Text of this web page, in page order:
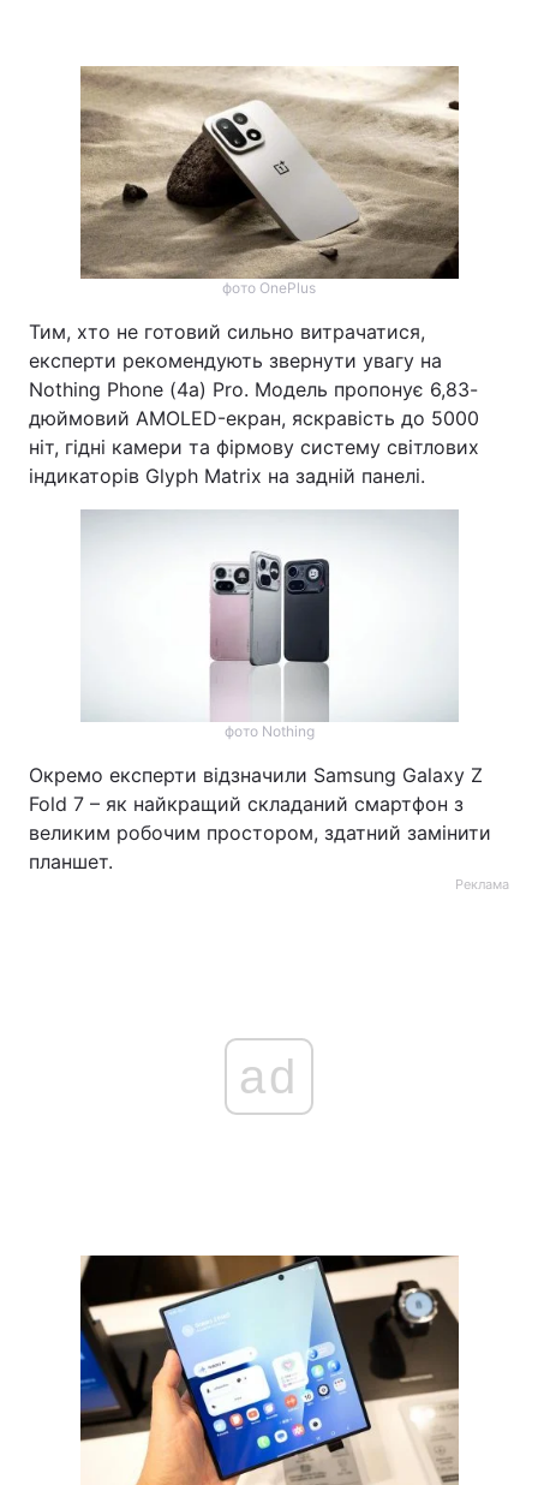
фото OnePlus
Тим, хто не готовий сильно витрачатися,
експерти рекомендують звернути увагу на
Nothing Phone (4a) Pro. Модель пропонує 6,83-
дюймовий AMOLED-екран, яскравість до 5000
ніт, гідні камери та фірмову систему світлових
індикаторів Glyph Matrix на задній панелі.
фото Nothing
Окремо експерти відзначили Samsung Galaxy Z
Fold 7 – як найкращий складаний смартфон з
великим робочим простором, здатний замінити
планшет.
Реклама
ad